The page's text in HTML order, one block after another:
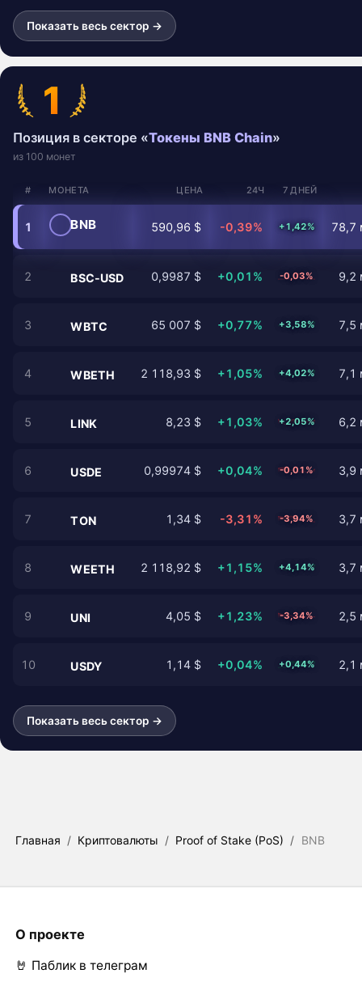
Показать весь сектор →
1
Позиция в секторе «Токены BNB Chain»
из 100 монет
# МОНЕТА ЦЕНА 24Ч 7 ДНЕЙ
1 BNB 590,96 $ -0,39% +1,42% 78,7
2 BSC-USD 0,9987 $ +0,01% -0,03% 9,2
3 WBTC 65 007 $ +0,77% +3,58% 7,5
4 WBETH 2 118,93 $ +1,05% +4,02% 7,1
5 LINK 8,23 $ +1,03% +2,05% 6,2
6 USDE 0,99974 $ +0,04% -0,01% 3,9
7 TON 1,34 $ -3,31% -3,94% 3,7
8 WEETH 2 118,92 $ +1,15% +4,14% 3,7
9 UNI 4,05 $ +1,23% -3,34% 2,5
10 USDY 1,14 $ +0,04% +0,44% 2,1
Показать весь сектор →
Главная / Криптовалюты / Proof of Stake (PoS) / BNB
О проекте
🤘 Паблик в телеграм